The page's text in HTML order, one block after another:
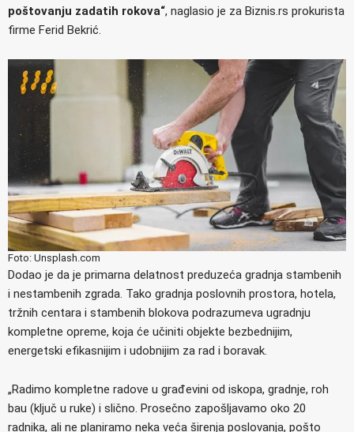
poštovanju zadatih rokova“, naglasio je za Biznis.rs prokurista
firme Ferid Bekrić.
Foto: Unsplash.com
Dodao je da je primarna delatnost preduzeća gradnja stambenih
i nestambenih zgrada. Tako gradnja poslovnih prostora, hotela,
tržnih centara i stambenih blokova podrazumeva ugradnju
kompletne opreme, koja će učiniti objekte bezbednijim,
energetski efikasnijim i udobnijim za rad i boravak.
„Radimo kompletne radove u građevini od iskopa, gradnje, roh
bau (ključ u ruke) i slično. Prosečno zapošljavamo oko 20
radnika, ali ne planiramo neka veća širenja poslovanja, pošto